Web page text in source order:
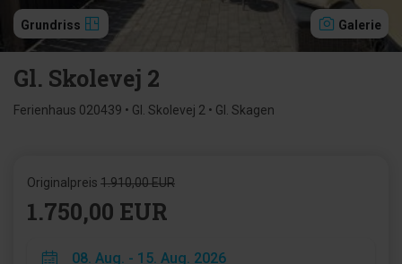
Grundriss Galerie
Gl. Skolevej 2
Ferienhaus 020439 • Gl. Skolevej 2 • Gl. Skagen
Originalpreis 1.910,00 EUR
1.750,00 EUR